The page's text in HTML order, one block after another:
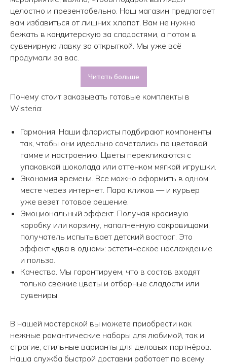
целостно и презентабельно. Наш магазин предлагает
вам избавиться от лишних хлопот. Вам не нужно
бежать в кондитерскую за сладостями, а потом в
сувенирную лавку за открыткой. Мы уже всё
продумали за вас.
Читать больше
Почему стоит заказывать готовые комплекты в
Wisteria:
Гармония. Наши флористы подбирают компоненты
так, чтобы они идеально сочетались по цветовой
гамме и настроению. Цветы перекликаются с
упаковкой шоколада или оттенком мягкой игрушки.
Экономия времени. Все можно оформить в одном
месте через интернет. Пара кликов — и курьер
уже везет готовое решение.
Эмоциональный эффект. Получая красивую
коробку или корзину, наполненную сокровищами,
получатель испытывает детский восторг. Это
эффект «два в одном»: эстетическое наслаждение
и польза.
Качество. Мы гарантируем, что в состав входят
только свежие цветы и отборные сладости или
сувениры.
В нашей мастерской вы можете приобрести как
нежные романтические наборы для любимой, так и
строгие, стильные варианты для деловых партнёров.
Наша служба быстрой доставки работает по всему